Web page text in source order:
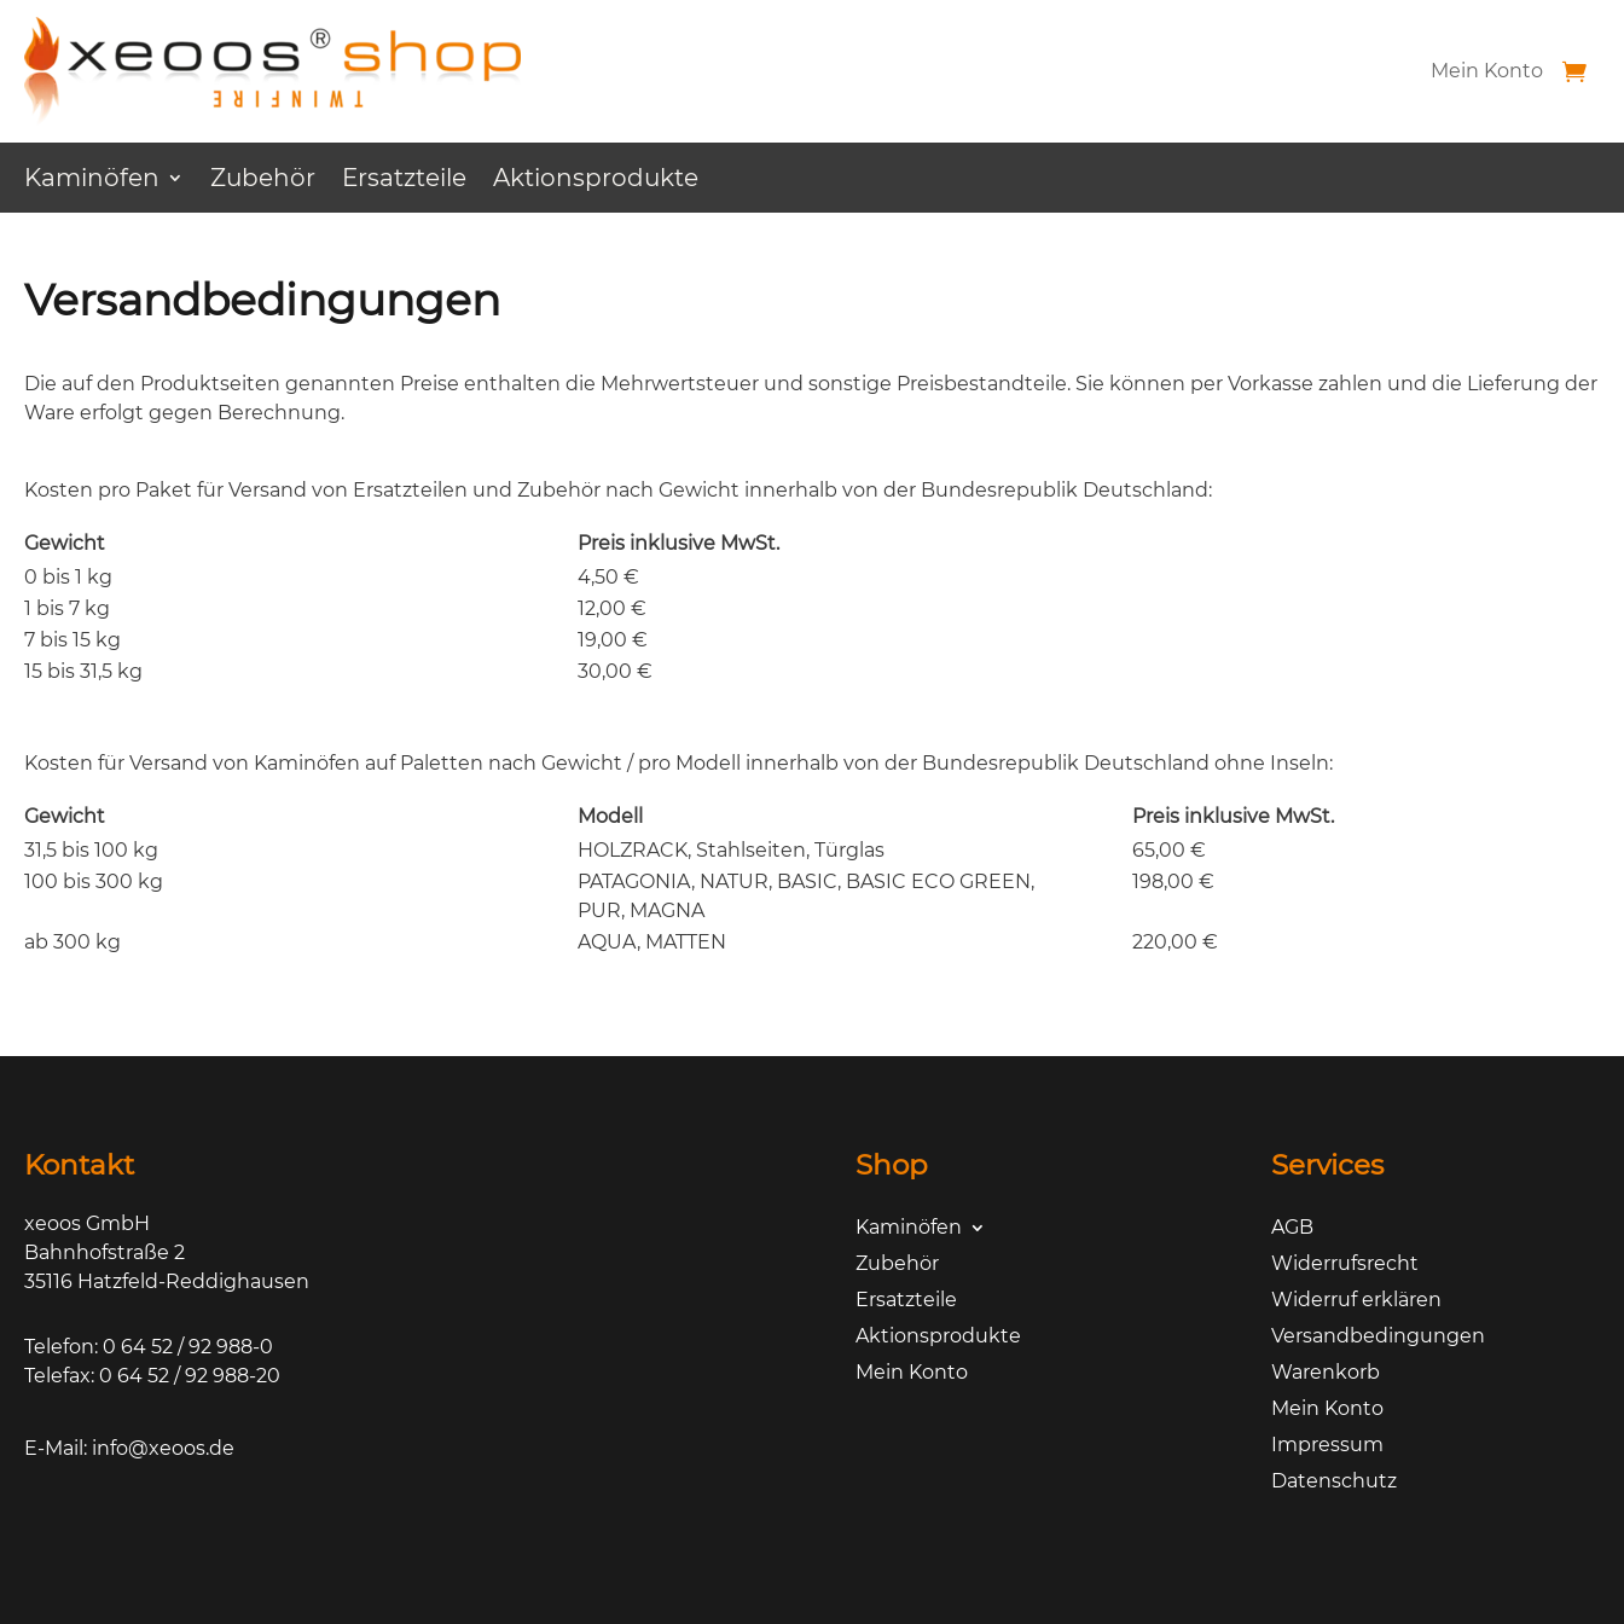
Mein Konto
Kaminöfen Zubehör Ersatzteile Aktionsprodukte
Versandbedingungen
Die auf den Produktseiten genannten Preise enthalten die Mehrwertsteuer und sonstige Preisbestandteile. Sie können per Vorkasse zahlen und die Lieferung der
Ware erfolgt gegen Berechnung.
Kosten pro Paket für Versand von Ersatzteilen und Zubehör nach Gewicht innerhalb von der Bundesrepublik Deutschland:
Gewicht
Preis inklusive MwSt.
0 bis 1 kg
4,50 €
1 bis 7 kg
12,00 €
7 bis 15 kg
19,00 €
15 bis 31,5 kg
30,00 €
Kosten für Versand von Kaminöfen auf Paletten nach Gewicht / pro Modell innerhalb von der Bundesrepublik Deutschland ohne Inseln:
Gewicht Modell
Preis inklusive MwSt.
31,5 bis 100 kg
HOLZRACK, Stahlseiten, Türglas
65,00 €
100 bis 300 kg
PATAGONIA, NATUR, BASIC, BASIC ECO GREEN,
PUR, MAGNA
198,00 €
ab 300 kg AQUA, MATTEN 220,00 €
Kontakt
xeoos GmbH
Bahnhofstraße 2
35116 Hatzfeld-Reddighausen
Telefon: 0 64 52 / 92 988-0
Telefax: 0 64 52 / 92 988-20
E-Mail: info@xeoos.de
Shop
Kaminöfen
Zubehör
Ersatzteile
Aktionsprodukte
Mein Konto
Services
AGB
Widerrufsrecht
Widerruf erklären
Versandbedingungen
Warenkorb
Mein Konto
Impressum
Datenschutz